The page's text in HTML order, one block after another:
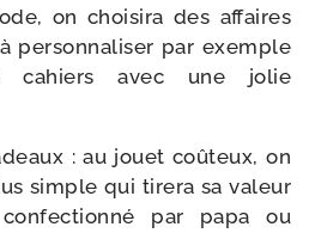
on choi­si­ra des affaires
per­son­na­li­ser par exemple
cahiers avec une jolie
: au jouet coû­teux, on
simple qui tire­ra sa valeur
par papa ou